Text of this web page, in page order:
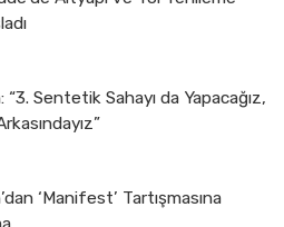
“3. Sentetik Sahayı da Yapacağız,
‘Manifest’ Tartışmasına